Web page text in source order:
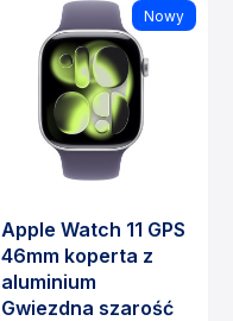
Nowy
Apple Watch 11 GPS
46mm koperta z
aluminium
Gwiezdna szarość